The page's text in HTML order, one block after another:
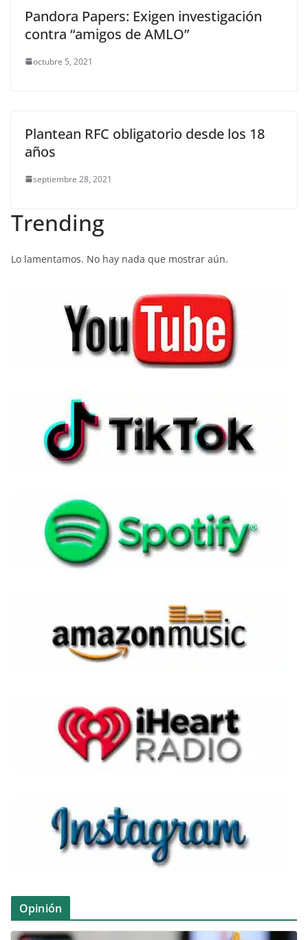
Pandora Papers: Exigen investigación
contra “amigos de AMLO”
octubre 5, 2021
Plantean RFC obligatorio desde los 18
años
septiembre 28, 2021
Trending
Lo lamentamos. No hay nada que mostrar aún.
Opinión